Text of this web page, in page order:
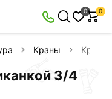
0 0
Краны Кран
3/4